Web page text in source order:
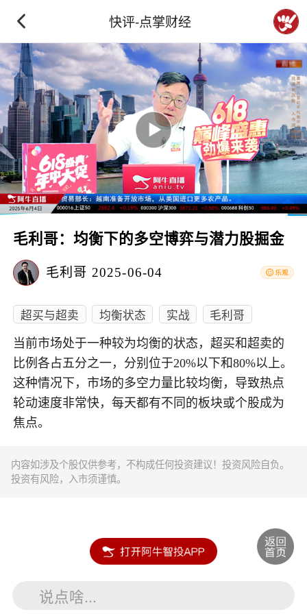
快评-点掌财经
毛利哥：均衡下的多空博弈与潜力股掘金
毛利哥 2025-06-04
超买与超卖 均衡状态 实战 毛利哥
当前市场处于一种较为均衡的状态，超买和超卖的
比例各占五分之一，分别位于20%以下和80%以上。
这种情况下，市场的多空力量比较均衡，导致热点
轮动速度非常快，每天都有不同的板块或个股成为
焦点。
内容如涉及个股仅供参考，不构成任何投资建议！投资风险自负。
投资有风险，入市须谨慎。
说点啥...